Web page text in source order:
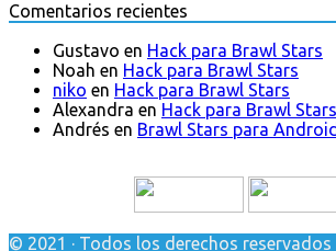
Comentarios recientes
Gustavo en Hack para Brawl Stars
Noah en Hack para Brawl Stars
niko en Hack para Brawl Stars
Alexandra en Hack para Brawl Stars
Andrés en Brawl Stars para Android
© 2021 · Todos los derechos